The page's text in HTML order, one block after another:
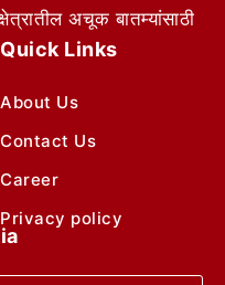
अचूक बातम्यांसाठी
Quick Links
About Us
Contact Us
Career
Privacy policy